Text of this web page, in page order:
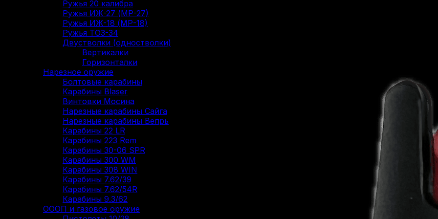
Ружья 20 калибра
Ружья ИЖ-27 (МР-27)
Ружья ИЖ-18 (МР-18)
Ружья ТОЗ-34
Двустволки (одностволки)
Вертикалки
Горизонталки
Нарезное оружие
Болтовые карабины
Карабины Blaser
Винтовки Мосина
Нарезные карабины Сайга
Нарезные карабины Вепрь
Карабины 22 LR
Карабины 223 Rem
Карабины 30-06 SPR
Карабины 300 WM
Карабины 308 WIN
Карабины 7.62/39
Карабины 7.62/54R
Карабины 9.3/62
ОООП и газовое оружие